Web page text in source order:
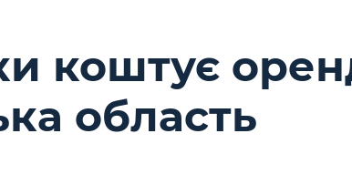
коштує
область